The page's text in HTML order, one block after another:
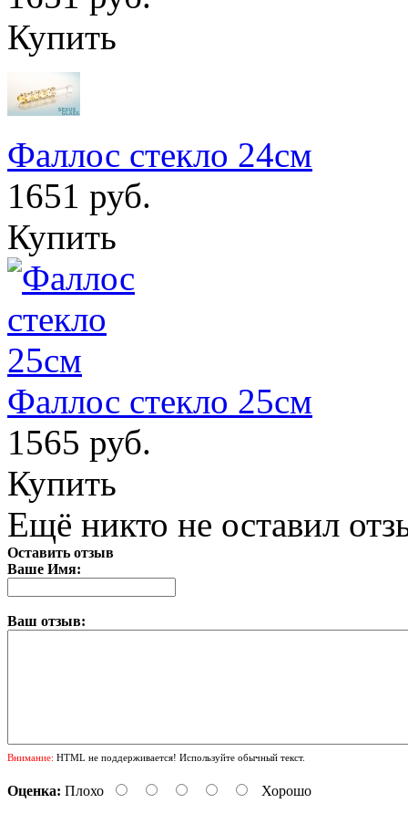
Купить
Фаллос стекло 24см
1651 руб.
Купить
Фаллос стекло 25см
1565 руб.
Купить
Ещё никто не оставил
Оставить отзыв
Ваше Имя:
Ваш отзыв:
Внимание: HTML не поддерживается! Используйте обычный текст.
Оценка: Плохо Хорошо